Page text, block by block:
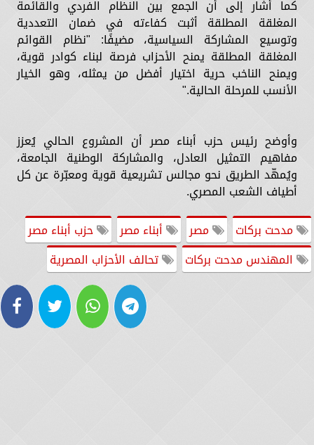
كما أشار إلى أن الجمع بين النظام الفردي والقائمة
المغلقة المطلقة أثبت كفاءته في ضمان التعددية
وتوسيع المشاركة السياسية، مضيفًا: "نظام القوائم
المغلقة المطلقة يمنح الأحزاب فرصة لبناء كوادر قوية،
ويمنح الناخب حرية اختيار أفضل من يمثله، وهو الخيار
الأنسب للمرحلة الحالية."
وأوضح رئيس حزب أبناء مصر أن المشروع الحالي يُعزز
مفاهيم التمثيل العادل، والمشاركة الوطنية الجامعة،
ويُمهّد الطريق نحو مجالس تشريعية قوية ومعبّرة عن كل
أطياف الشعب المصري.
مدحت بركات
مصر أبناء مصر
حزب أبناء مصر
المهندس مدحت بركات
تحالف الأحزاب المصرية